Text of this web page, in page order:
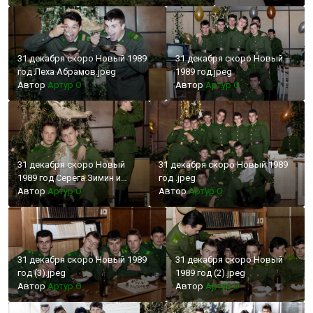
31 декабря скоро Новый 1989
год Леха Абрамов.jpeg
Автор Артур О
31 декабря скоро Новый
1989 год.jpeg
АвторАртур О
31 декабря скоро Новый
1989 год Серега Зимин и
Коля Целиков.jpeg
Автор Артур О
31 декабря скоро Новый 1989
год .jpeg
АвторАртур О
31 декабря скоро Новый 1989
год (3).jpeg
АвторАртур О
31 декабря скоро Новый
1989 год (2).jpeg
Автор Артур О